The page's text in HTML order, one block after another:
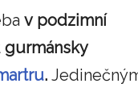
v podzimní
gurmánsky
.